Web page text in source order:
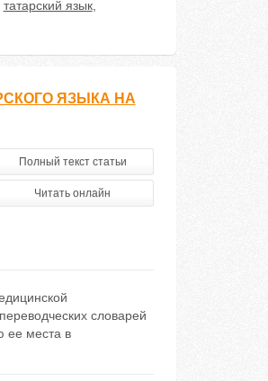
татарский язык,
ЯЗЫКА НА
Полный текст статьи
Читать онлайн
словарей
ее места в